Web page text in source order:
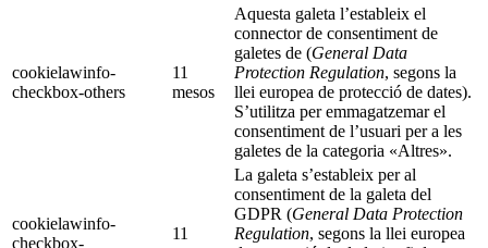
cookielawinfo-
checkbox-others
11
mesos
Aquesta galeta l’estableix el
connector de consentiment de
galetes de (General Data
Protection Regulation, segons la
llei europea de protecció de dates).
S’utilitza per emmagatzemar el
consentiment de l’usuari per a les
galetes de la categoria «Altres».
cookielawinfo-
checkbox-
11
La galeta s’estableix per al
consentiment de la galeta del
GDPR (General Data Protection
Regulation, segons la llei europea